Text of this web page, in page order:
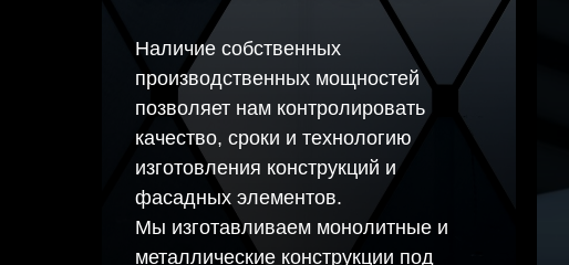
Наличие собственных
производственных мощностей
позволяет нам контролировать
качество, сроки и технологию
изготовления конструкций и
фасадных элементов.
Мы изготавливаем монолитные и
металлические конструкции под